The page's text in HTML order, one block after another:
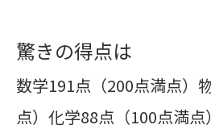
驚きの得点は
数学191点（200点満点）
点）化学88点（100点満